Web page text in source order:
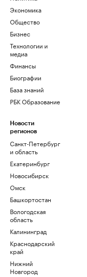
Экономика
Общество
Бизнес
Технологии и
медиа
Финансы
Биографии
База знаний
РБК Образование
Новости
регионов
Санкт-Петербург
и область
Екатеринбург
Новосибирск
Омск
Башкортостан
Вологодская
область
Калининград
Краснодарский
край
Нижний
Новгород